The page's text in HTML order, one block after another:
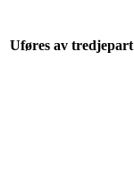
Uføres av tredjepart